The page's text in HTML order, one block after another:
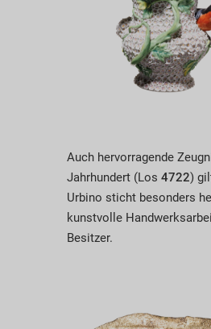
Auch hervorragende
Jahrhundert (Los4722)
Urbino sticht besonders
kunstvolle
Besitzer.